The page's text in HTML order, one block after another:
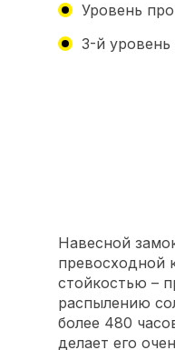
Навесной
превосходной
стойкостью –
распылению
более 480
делает его
Уровень
3-й уровень